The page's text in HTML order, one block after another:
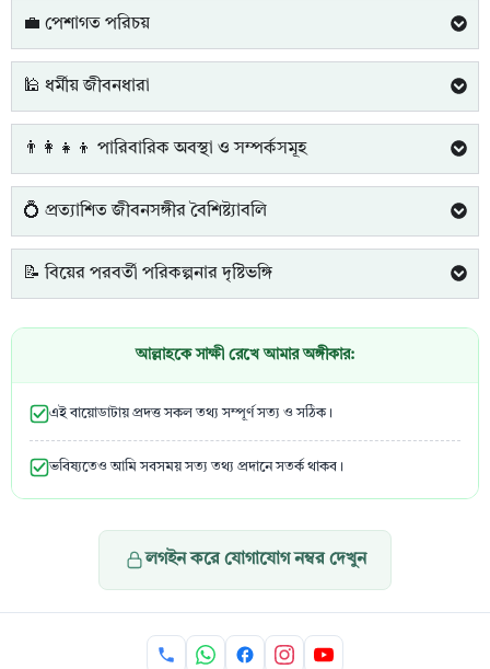
💼 পেশাগত পরিচয়
🕌 ধর্মীয় জীবনধারা
👨‍👩‍👧‍👦 পারিবারিক অবস্থা ও সম্পর্কসমূহ
💍 প্রত্যাশিত জীবনসঙ্গীর বৈশিষ্ট্যাবলি
📝 বিয়ের পরবর্তী পরিকল্পনার দৃষ্টিভঙ্গি
আল্লাহকে সাক্ষী রেখে আমার অঙ্গীকার:
এই বায়োডাটায় প্রদত্ত সকল তথ্য সম্পূর্ণ সত্য ও সঠিক।
ভবিষ্যতেও আমি সবসময় সত্য তথ্য প্রদানে সতর্ক থাকব।
লগইন করে যোগাযোগ নম্বর দেখুন